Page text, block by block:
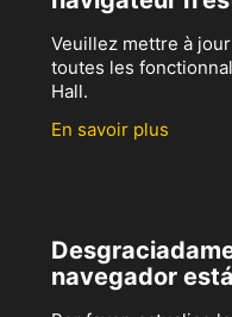
Veuillez mettre à
toutes les
Hall.
En savoir plus
navegador